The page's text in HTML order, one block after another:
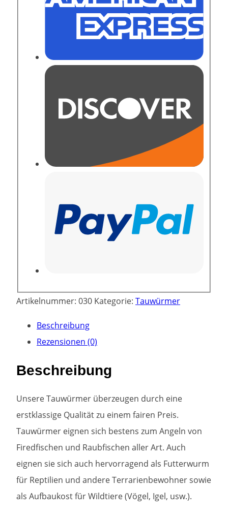
Artikelnummer: 030 Kategorie: Tauwürmer
Beschreibung
Rezensionen (0)
Beschreibung
Unsere Tauwürmer überzeugen durch eine
erstklassige Qualität zu einem fairen Preis.
Tauwürmer eignen sich bestens zum Angeln von
Firedfischen und Raubfischen aller Art. Auch
eignen sie sich auch hervorragend als Futterwurm
für Reptilien und andere Terrarienbewohner sowie
als Aufbaukost für Wildtiere (Vögel, Igel, usw.).